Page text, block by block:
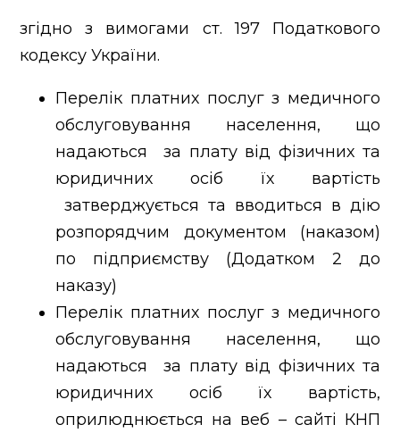
згідно з вимогами ст. 197 Податкового
кодексу України.
Перелік платних послуг з медичного
обслуговування населення, що
надаються за плату від фізичних та
юридичних осіб їх вартість
затверджується та вводиться в дію
розпорядчим документом (наказом)
по підприємству (Додатком 2 до
наказу)
Перелік платних послуг з медичного
обслуговування населення, що
надаються за плату від фізичних та
юридичних осіб їх вартість,
оприлюднюється на веб – сайті КНП